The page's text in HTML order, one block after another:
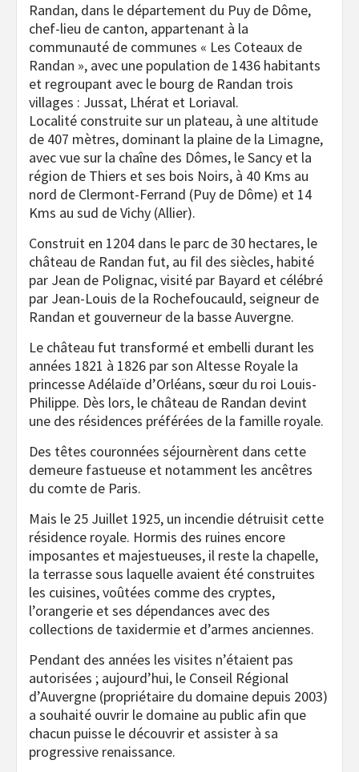
Randan, dans le département du Puy de Dôme,
chef-lieu de canton, appartenant à la
communauté de communes « Les Coteaux de
Randan », avec une population de 1436 habitants
et regroupant avec le bourg de Randan trois
villages : Jussat, Lhérat et Loriaval.
Localité construite sur un plateau, à une altitude
de 407 mètres, dominant la plaine de la Limagne,
avec vue sur la chaîne des Dômes, le Sancy et la
région de Thiers et ses bois Noirs, à 40 Kms au
nord de Clermont-Ferrand (Puy de Dôme) et 14
Kms au sud de Vichy (Allier).
Construit en 1204 dans le parc de 30 hectares, le
château de Randan fut, au fil des siècles, habité
par Jean de Polignac, visité par Bayard et célébré
par Jean-Louis de la Rochefoucauld, seigneur de
Randan et gouverneur de la basse Auvergne.
Le château fut transformé et embelli durant les
années 1821 à 1826 par son Altesse Royale la
princesse Adélaïde d’Orléans, sœur du roi Louis-
Philippe. Dès lors, le château de Randan devint
une des résidences préférées de la famille royale.
Des têtes couronnées séjournèrent dans cette
demeure fastueuse et notamment les ancêtres
du comte de Paris.
Mais le 25 Juillet 1925, un incendie détruisit cette
résidence royale. Hormis des ruines encore
imposantes et majestueuses, il reste la chapelle,
la terrasse sous laquelle avaient été construites
les cuisines, voûtées comme des cryptes,
l’orangerie et ses dépendances avec des
collections de taxidermie et d’armes anciennes.
Pendant des années les visites n’étaient pas
autorisées ; aujourd’hui, le Conseil Régional
d’Auvergne (propriétaire du domaine depuis 2003)
a souhaité ouvrir le domaine au public afin que
chacun puisse le découvrir et assister à sa
progressive renaissance.